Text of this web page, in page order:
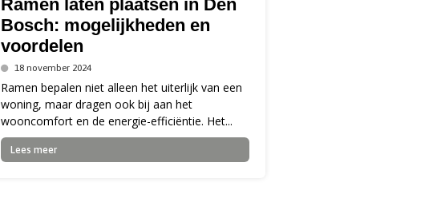
Ramen laten plaatsen in Den
Bosch: mogelijkheden en
voordelen
18 november 2024
Ramen bepalen niet alleen het uiterlijk van een
woning, maar dragen ook bij aan het
wooncomfort en de energie-efficiëntie. Het...
Lees meer